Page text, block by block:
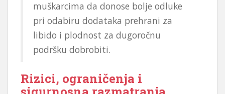
muškarcima da donose bolje odluke
pri odabiru dodataka prehrani za
libido i plodnost za dugoročnu
podršku dobrobiti.
Rizici, ograničenja i